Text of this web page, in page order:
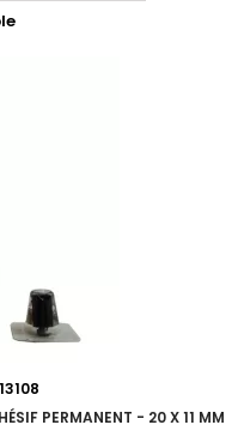
PERMANENT - 20 X 11 MM